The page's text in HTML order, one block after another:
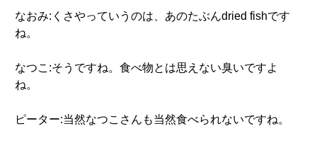
なおみ:くさやっていうのは、あのたぶんdried fishです
ね。
なつこ:そうですね。食べ物とは思えない臭いですよ
ね。
ピーター:当然なつこさんも当然食べられないですね。